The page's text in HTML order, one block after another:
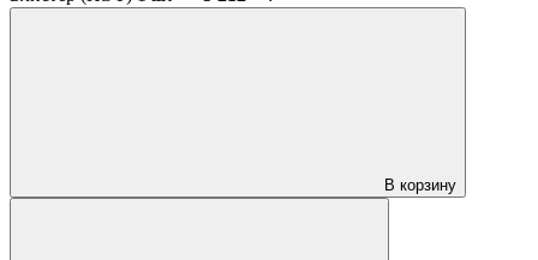
В корзину